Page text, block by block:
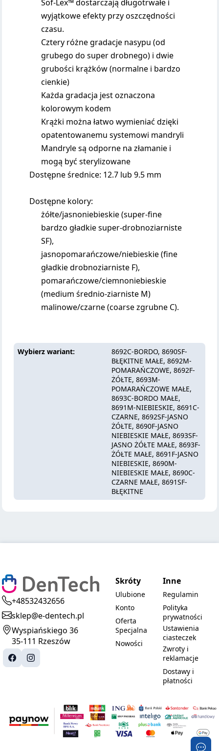
Sof-Lex™ dostarczają długotrwałe i
wyjątkowe efekty przy oszczędności
czasu.
Cztery różne gradacje nasypu (od
grubego do super drobnego) i dwie
grubości krążków (normalne i bardzo
cienkie)
Każda gradacja jest oznaczona
kolorowym kodem
Krążki można łatwo wymieniać dzięki
opatentowanemu systemowi mandryli
Mandryle są odporne na złamanie i
mogą być sterylizowane
Dostępne średnice: 12.7 lub 9.5 mm
Dostępne kolory:
żółte/jasnoniebieskie (super-fine
bardzo gładkie super-drobnoziarniste
SF),
jasnopomarańczowe/niebieskie (fine
gładkie drobnoziarniste F),
pomarańczowe/ciemnoniebieskie
(medium średnio-ziarniste M)
malinowe/czarne (coarse zgrubne C).
Wybierz wariant
8692C-BORDO, 8690SF-
BŁĘKITNE MAŁE, 8692M-
POMARAŃCZOWE, 8692F-
ŻÓŁTE, 8693M-
POMARAŃCZOWE MAŁE,
8693C-BORDO MAŁE,
8691M-NIEBIESKIE, 8691C-
CZARNE, 8692SF-JASNO
ŻÓŁTE, 8690F-JASNO
NIEBIESKIE MAŁE, 8693SF-
JASNO ŻÓŁTE MAŁE, 8693F-
ŻÓŁTE MAŁE, 8691F-JASNO
NIEBIESKIE, 8690M-
NIEBIESKIE MAŁE, 8690C-
CZARNE MAŁE, 8691SF-
BŁĘKITNE
+48532432656
sklep@e-dentech.pl
Wyspiańskiego 36
35-111 Rzeszów
Skróty
Ulubione
Konto
Oferta
Specjalna
Nowości
Inne
Regulamin
Polityka
prywatności
Ustawienia
ciasteczek
Zwroty i
reklamacje
Dostawy i
płatności